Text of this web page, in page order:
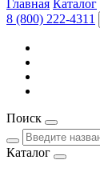
Главная Каталог
8 (800) 222-4311
Поиск
Каталог